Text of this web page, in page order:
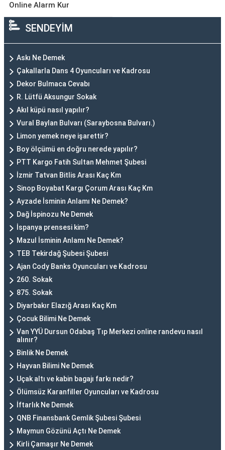
Online Alarm Kur
SENDEYİM
Askı Ne Demek
Çakallarla Dans 4 Oyuncuları ve Kadrosu
Dekor Bulmaca Cevabı
R. Lütfü Aksungur Sokak
Akıl küpü nasıl yapılır?
Vural Baylan Bulvarı (Saraybosna Bulvarı.)
Limon yemek neye işarettir?
Boy ölçümü en doğru nerede yapılır?
PTT Kargo Fatih Sultan Mehmet Şubesi
İzmir Tatvan Bitlis Arası Kaç Km
Sinop Boyabat Kargı Çorum Arası Kaç Km
Ayzade İsminin Anlamı Ne Demek?
Dağ İspinozu Ne Demek
İspanya prensesi kim?
Mazul İsminin Anlamı Ne Demek?
TEB Tekirdağ Şubesi Şubesi
Ajan Cody Banks Oyuncuları ve Kadrosu
260. Sokak
875. Sokak
Diyarbakır Elazığ Arası Kaç Km
Çocuk Bilimi Ne Demek
Van YYÜ Dursun Odabaş Tıp Merkezi online randevu nasıl
alınır?
Binlik Ne Demek
Hayvan Bilimi Ne Demek
Uçak altı ve kabin bagajı farkı nedir?
Ölümsüz Karanfiller Oyuncuları ve Kadrosu
İftarlık Ne Demek
QNB Finansbank Gemlik Şubesi Şubesi
Maymun Gözünü Açtı Ne Demek
Kirli Çamaşır Ne Demek